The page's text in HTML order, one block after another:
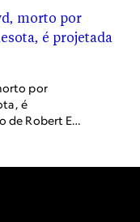
que está
por
é
de Robert E.
do sul